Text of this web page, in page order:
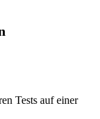
Tests auf einer